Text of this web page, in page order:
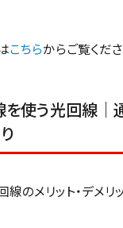
こちらからご覧くださ
使う光回線｜
のメリット・デメリ